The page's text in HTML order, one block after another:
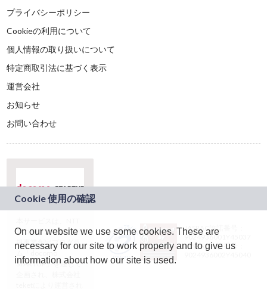
プライバシーポリシー
Cookieの利用について
個人情報の取り扱いについて
特定商取引法に基づく表示
運営会社
お知らせ
お問い合わせ
ドコモグループの新
規事業創出プログラ
ム「docomo
STARTUP」を通じて
JASRAC許諾番号：
9024936001Y45037
JASRAC許諾番号：
On our website we use some cookies. These are
necessary for our site to work properly and to give us
information about how our site is used.